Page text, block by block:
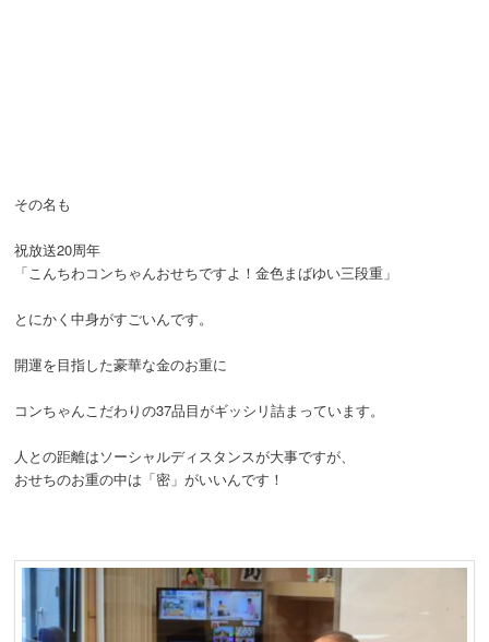
その名も
祝放送20周年
「こんちわコンちゃんおせちですよ！金色まばゆい三段重」
とにかく中身がすごいんです。
開運を目指した豪華な金のお重に
コンちゃんこだわりの37品目がギッシリ詰まっています。
人との距離はソーシャルディスタンスが大事ですが、
おせちのお重の中は「密」がいいんです！